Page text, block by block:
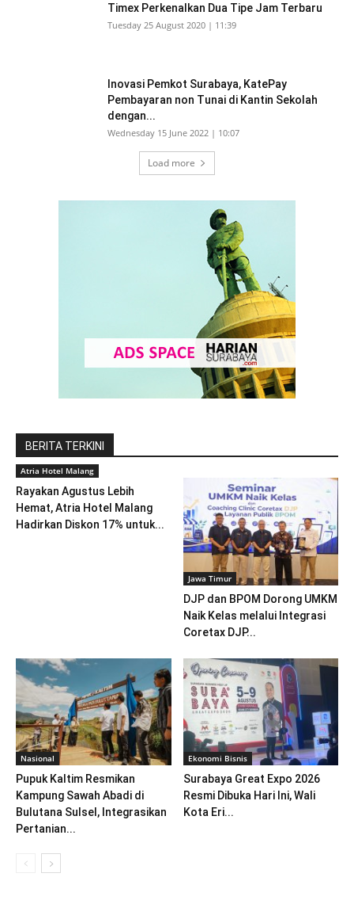
Timex Perkenalkan Dua Tipe Jam Terbaru
Tuesday 25 August 2020 | 11:39
Inovasi Pemkot Surabaya, KatePay
Pembayaran non Tunai di Kantin Sekolah
dengan...
Wednesday 15 June 2022 | 10:07
Load more
BERITA TERKINI
Atria Hotel Malang
Rayakan Agustus Lebih
Hemat, Atria Hotel Malang
Hadirkan Diskon 17% untuk...
Jawa Timur
DJP dan BPOM Dorong UMKM
Naik Kelas melalui Integrasi
Coretax DJP...
Nasional
Pupuk Kaltim Resmikan
Kampung Sawah Abadi di
Bulutana Sulsel, Integrasikan
Pertanian...
Ekonomi Bisnis
Surabaya Great Expo 2026
Resmi Dibuka Hari Ini, Wali
Kota Eri...